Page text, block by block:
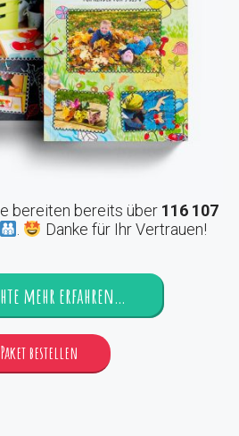
bereiten bereits über 116 107
Danke für Ihr Vertrauen!
mehr erfahren…
Paket bestellen